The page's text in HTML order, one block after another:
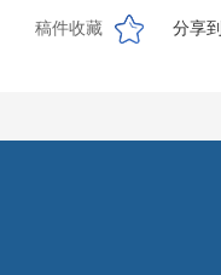
稿件收藏 分享到